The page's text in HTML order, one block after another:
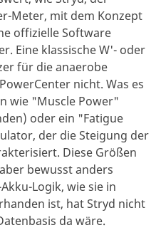
Meter, mit dem Konzept
offizielle Software
Eine klassische W'- oder
für die anaerobe
nicht. Was es
wie "Muscle Power"
oder ein "Fatigue
der die Steigung der
Diese Größen
bewusst anders
Logik, wie sie in
ist, hat Stryd nicht
da wäre.